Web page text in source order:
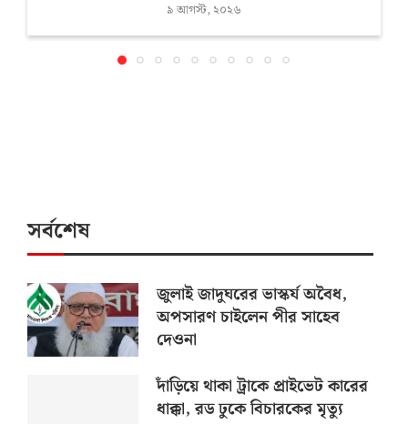
৯ আগস্ট, ২০২৬
সর্বশেষ
জুলাই জাদুঘরের ভাস্কর্য অবৈধ,
অপসারণ চাইলেন পীর সাহেব
দেওনা
দাঁড়িয়ে থাকা ট্রাকে প্রাইভেট কারের
ধাক্কা, রড ঢুকে বিচারকের মৃত্যু